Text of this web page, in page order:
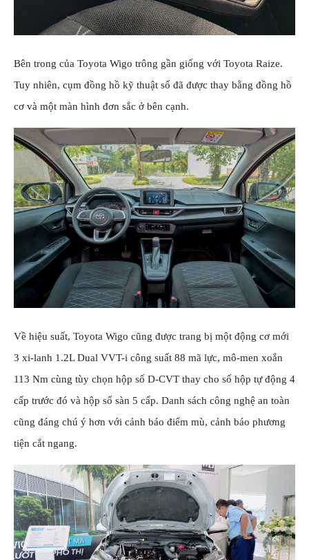
Bên trong của Toyota Wigo trông gần giống với Toyota Raize.
Tuy nhiên, cụm đồng hồ kỹ thuật số đã được thay bằng đồng hồ
cơ và một màn hình đơn sắc ở bên cạnh.
Về hiệu suất, Toyota Wigo cũng được trang bị một động cơ mới
3 xi-lanh 1.2L Dual VVT-i công suất 88 mã lực, mô-men xoắn
113 Nm cùng tùy chọn hộp số D-CVT thay cho số hộp tự động 4
cấp trước đó và hộp số sàn 5 cấp. Danh sách công nghệ an toàn
cũng đáng chú ý hơn với cảnh báo điểm mù, cảnh báo phương
tiện cắt ngang.